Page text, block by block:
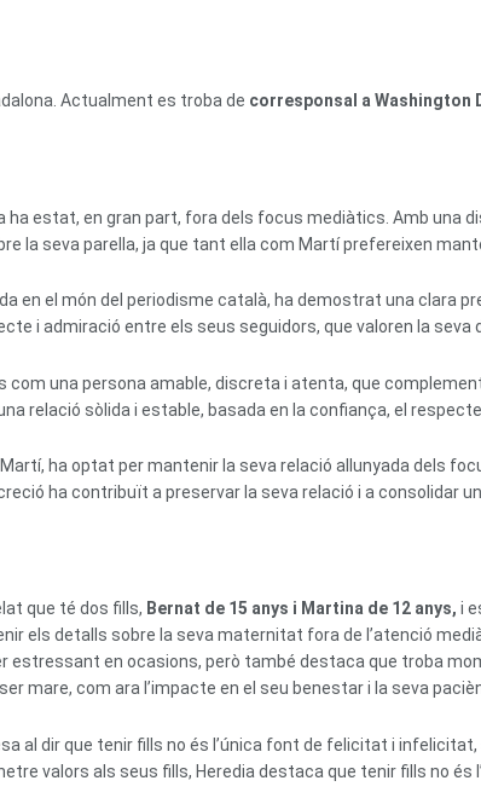
Actualment es troba de corresponsal a Washington
ha estat, en gran part, fora dels focus mediàtics. Amb
la seva parella, ja que tant ella com Martí prefereixen
en el món del periodisme català, ha demostrat una clara
i admiració entre els seus seguidors, que valoren la
una persona amable, discreta i atenta, que
relació sòlida i estable, basada en la confiança, el
Martí, ha optat per mantenir la seva relació allunyada dels
ha contribuït a preservar la seva relació i a consolidar
que té dos fills, Bernat de 15 anys i Martina de 12 anys, i
els detalls sobre la seva maternitat fora de l’atenció
estressant en ocasions, però també destaca que troba
mare, com ara l’impacte en el seu benestar i la seva
al dir que tenir fills no és l’única font de felicitat i
valors als seus fills, Heredia destaca que tenir fills no és